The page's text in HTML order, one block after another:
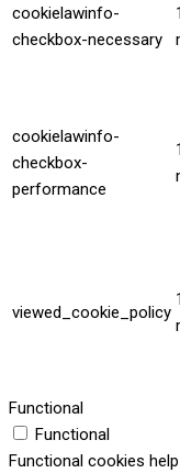
cookielawinfo-
checkbox-necessary
cookielawinfo-
checkbox-
performance
viewed_cookie_policy
Functional
Functional
Functional cookies